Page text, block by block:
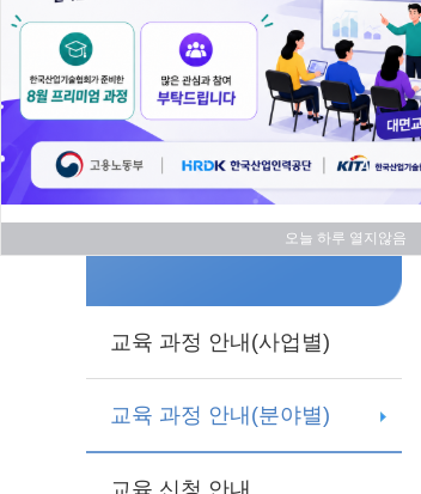
교육 과정
교육 과정 안내(사업별)
교육 과정 안내(분야별)
교육 신청 안내
오늘 하루 열지않음